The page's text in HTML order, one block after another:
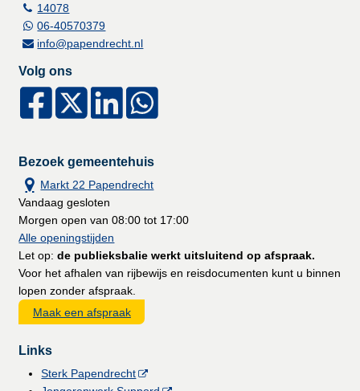
14078
06-40570379
info@papendrecht.nl
Volg ons
Bezoek gemeentehuis
Markt 22 Papendrecht
Vandaag gesloten
Morgen open van 08:00 tot 17:00
Alle openingstijden
Let op:de publieksbalie werkt uitsluitend op afspraak.
Voor het afhalen van rijbewijs en reisdocumenten kunt u binnen
lopen zonder afspraak.
Maak een afspraak
Links
Sterk Papendrecht